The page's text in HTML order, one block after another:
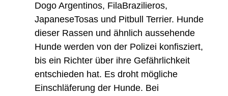
Dogo Argentinos, FilaBrazilieros,
JapaneseTosas und Pitbull Terrier. Hunde
dieser Rassen und ähnlich aussehende
Hunde werden von der Polizei konfisziert,
bis ein Richter über ihre Gefährlichkeit
entschieden hat. Es droht mögliche
Einschläferung der Hunde. Bei